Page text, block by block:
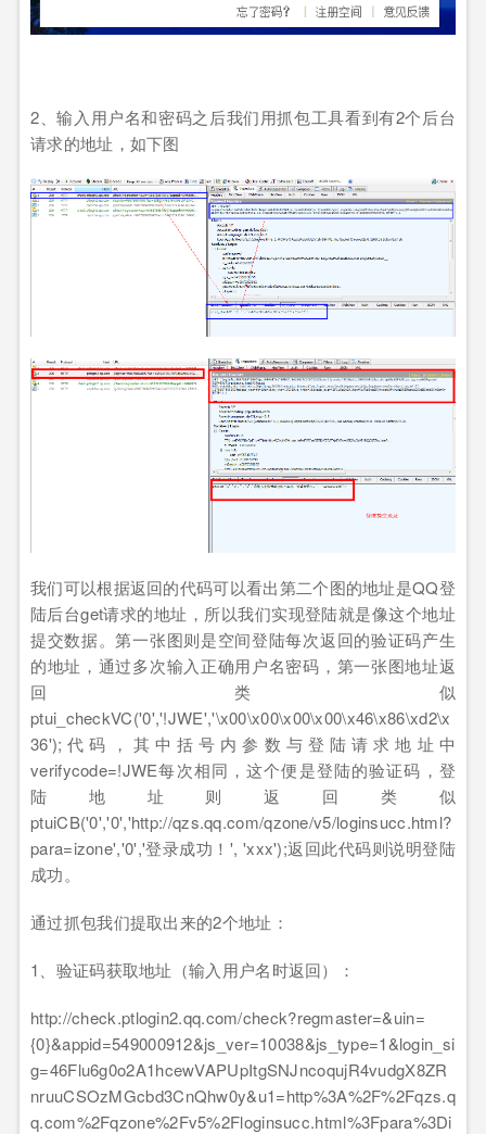
2 、输入用户名和密码之后我们用抓包工具看到有2个后台
请求的地址，如下图
我们可以根据返回的代码可以看出第二个图的地址是QQ登
陆后台get请求的地址，所以我们实现登陆就是像这个地址
提交数据。第一张图则是空间登陆每次返回的验证码产生
的地址，通过多次输入正确用户名密码，第一张图地址返
回类似
ptui_checkVC('0','!JWE','\x00\x00\x00\x00\x46\x86\xd2\x
36'); 代码，其中括号内参数与登陆请求地址中
verifycode=!JWE每次相同，这个便是登陆的验证码，登
陆地址则返回类似
ptuiCB('0','0','http://qzs.qq.com/qzone/v5/loginsucc.html?
para=izone','0','登录成功！ ', 'xxx');返回此代码则说明登陆
成功。
通过抓包我们提取出来的2个地址：
1 、验证码获取地址（输入用户名时返回）：
http://check.ptlogin2.qq.com/check?regmaster=&uin=
{0}&appid=549000912&js_ver=10038&js_type=1&login_si
g=46Flu6g0o2A1hcewVAPUpItgSNJncoqujR4vudgX8ZR
nruuCSOzMGcbd3CnQhw0y&u1=http%3A%2F%2Fqzs.q
q.com%2Fqzone%2Fv5%2Floginsucc.html%3Fpara%3Di